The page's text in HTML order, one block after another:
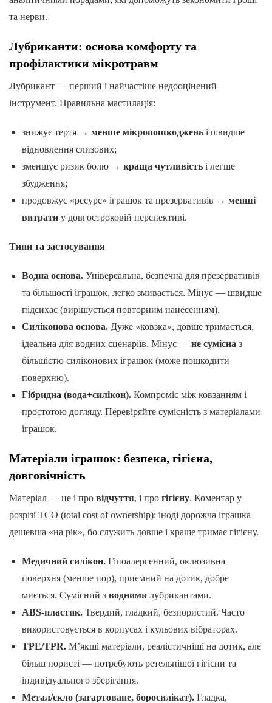
та нерви.
Лубриканти: основа комфорту та
профілактики мікротравм
Лубрикант — перший і найчастіше недооцінений
інструмент. Правильна мастилація:
знижує тертя → менше мікропошкодженьі швидше
відновлення слизових;
зменшує ризик болю → краща чутливістьі легше
збудження;
продовжує «ресурс» іграшок та презервативів → менші
витратиу довгостроковій перспективі.
Типи та застосування
Водна основа.Універсальна, безпечна для презервативів
та більшості іграшок, легко змивається. Мінус — швидше
підсихає (вирішується повторним нанесенням).
Силіконова основа.Дуже «ковзка», довше тримається,
ідеальна для водних сценаріїв. Мінус — не сумісна з
більшістю силіконових іграшок (може пошкодити
поверхню).
Гібридна (вода+силікон).Компроміс між ковзанням і
простотою догляду. Перевіряйте сумісність з матеріалами
іграшок.
Матеріали іграшок: безпека, гігієна,
довговічність
Матеріал — це і про відчуття, і про гігієну. Коментар у
розрізі TCO (total cost of ownership): іноді дорожча іграшка
дешевша «на рік», бо служить довше і краще тримає гігієну.
Медичний силікон.Гіпоалергенний, оклюзивна
поверхня (менше пор), приємний на дотик, добре
миється. Сумісний з воднимилубрикантами.
ABS-пластик.Твердий, гладкий, безпористий. Часто
використовується в корпусах і кульових вібраторах.
TPE/TPR.М’якші матеріали, реалістичніші на дотик, але
більш пористі — потребують ретельнішої гігієни та
індивідуального зберігання.
Метал/скло (загартоване, боросилікат).Гладка,